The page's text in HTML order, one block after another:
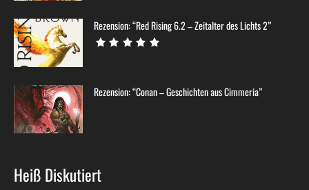
Rezension: “Red Rising 6.2 – Zeitalter des Lichts 2”
Rezension: “Conan – Geschichten aus Cimmeria”
Heiß Diskutiert